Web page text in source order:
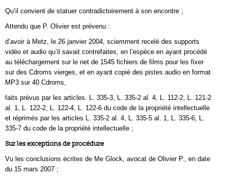
Qu’il convient de statuer contradictoirement à son encontre ;
Attendu que P. Olivier est prévenu :
d’avoir à Metz, le 26 janvier 2004, sciemment recelé des supports
vidéo et audio qu’il savait contrefaites, en l’espèce en ayant procédé
au téléchargement sur le net de 1545 fichiers de films pour les fixer
sur des Cdroms vierges, et en ayant copié des pistes audio en format
MP3 sur 40 Cdroms,
faits prévus par les articles. L. 335-3, L. 335-2 al. 4, L. 112-2, L. 121-2
al. 1, L. 122-2, L. 122-4, L. 122-6 du code de la propriété intellectuelle
et réprimés par les articles L. 335-2 al. 4, L. 335-5 al. 1, L. 335-6, L.
335-7 du code de la propriété intellectuelle ;
Sur les exceptions de procédure
Vu les conclusions écrites de Me Glock, avocat de Olivier P., en date
du 15 mars 2007 ;